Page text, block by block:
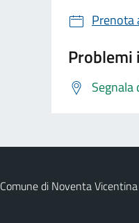
Prenota
Segnala
Comune di Noventa Vicentina